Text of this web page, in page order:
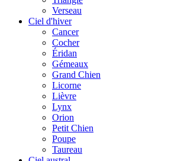
Verseau
Ciel d'hiver
Cancer
Cocher
Éridan
Gémeaux
Grand Chien
Licorne
Lièvre
Lynx
Orion
Petit Chien
Poupe
Taureau